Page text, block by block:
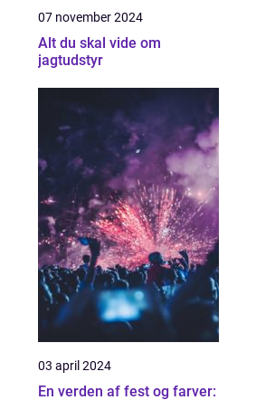
07 november 2024
Alt du skal vide om
jagtudstyr
03 april 2024
En verden af fest og farver: